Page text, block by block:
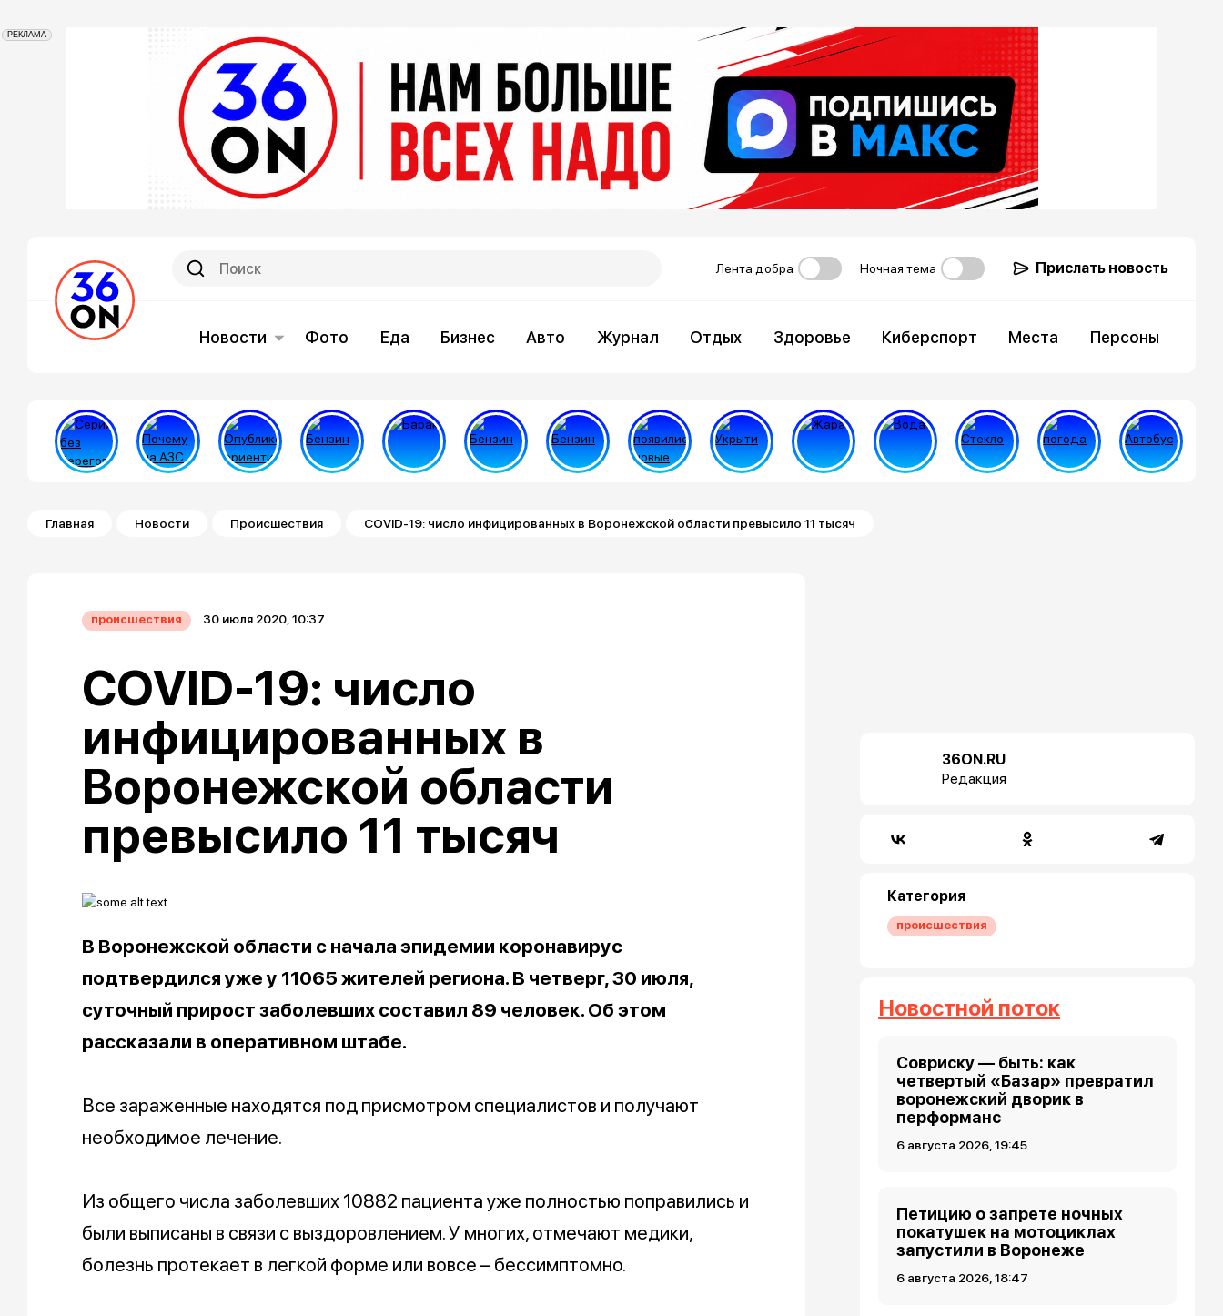
РЕКЛАМА
Лента добра Ночная тема Прислать новость
Новости Фото Еда Бизнес Авто Журнал Отдых Здоровье Киберспорт Места Персоны
Строка навигации
Главная Новости Происшествия COVID-19: число инфицированных в Воронежской области превысило 11 тысяч
происшествия 30 июля 2020, 10:37
COVID-19: число
инфицированных в
Воронежской области
превысило 11 тысяч
В Воронежской области с начала эпидемии коронавирус
подтвердился уже у 11065 жителей региона. В четверг, 30 июля,
суточный прирост заболевших составил 89 человек. Об этом
рассказали в оперативном штабе.
Все зараженные находятся под присмотром специалистов и получают
необходимое лечение.
Из общего числа заболевших 10882 пациента уже полностью поправились и
были выписаны в связи с выздоровлением. У многих, отмечают медики,
болезнь протекает в легкой форме или вовсе – бессимптомно.
36ON.RU
Редакция
Категория
происшествия
Новостной поток
Совриску — быть: как
четвертый «Базар» превратил
воронежский дворик в
перформанс
6 августа 2026, 19:45
Петицию о запрете ночных
покатушек на мотоциклах
запустили в Воронеже
6 августа 2026, 18:47